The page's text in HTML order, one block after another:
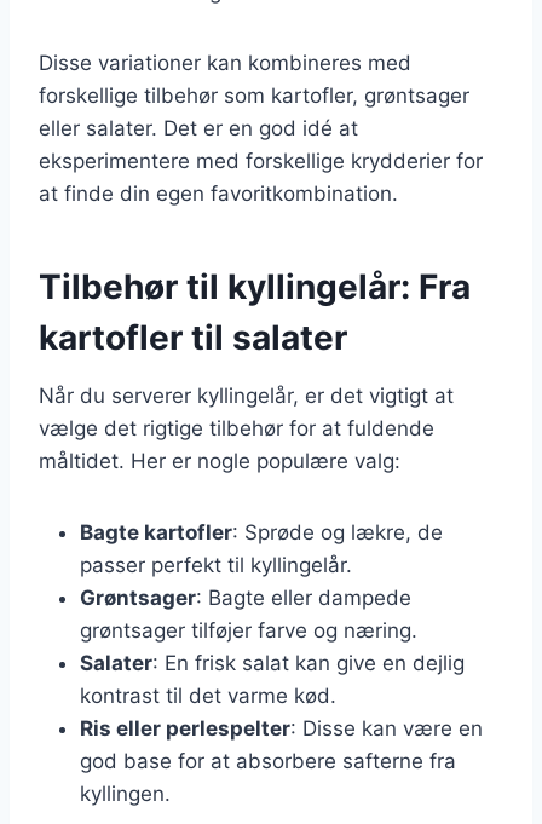
Disse variationer kan kombineres med
forskellige tilbehør som kartofler, grøntsager
eller salater. Det er en god idé at
eksperimentere med forskellige krydderier for
at finde din egen favoritkombination.
Tilbehør til kyllingelår: Fra
kartofler til salater
Når du serverer kyllingelår, er det vigtigt at
vælge det rigtige tilbehør for at fuldende
måltidet. Her er nogle populære valg:
Bagte kartofler: Sprøde og lækre, de
passer perfekt til kyllingelår.
Grøntsager: Bagte eller dampede
grøntsager tilføjer farve og næring.
Salater: En frisk salat kan give en dejlig
kontrast til det varme kød.
Ris eller perlespelter: Disse kan være en
god base for at absorbere safterne fra
kyllingen.